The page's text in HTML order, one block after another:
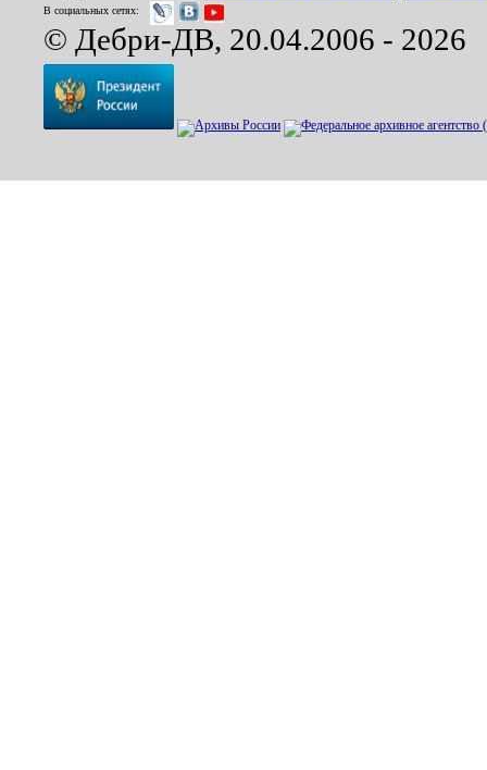
В социальных сетях:
© Дебри-ДВ, 20.04.2006 - 2026